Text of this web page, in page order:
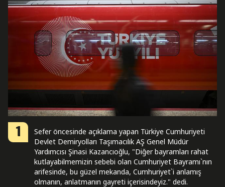
1
Sefer öncesinde açıklama yapan Türkiye Cumhuriyeti
Devlet Demiryolları Taşımacılık AŞ Genel Müdür
Yardımcısı Şinasi Kazancıoğlu, "Diğer bayramları rahat
kutlayabilmemizin sebebi olan Cumhuriyet Bayramı`nın
arifesinde, bu güzel mekanda, Cumhuriyet`i anlamış
olmanın, anlatmanın gayreti içerisindeyiz." dedi.